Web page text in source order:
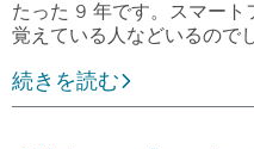
たった 9 年です。スマート
覚えている人などいるので
続きを読む